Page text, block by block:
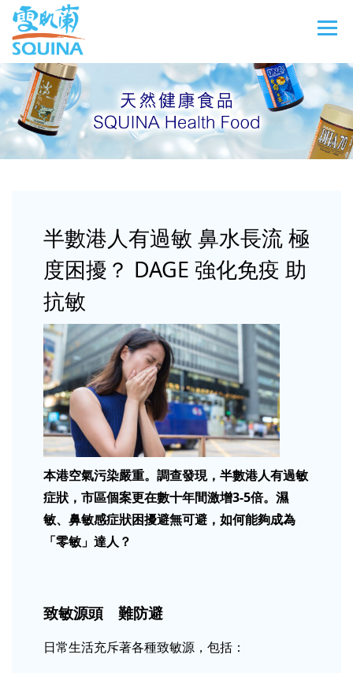
半數港人有過敏 鼻水長流 極
度困擾？ DAGE 強化免疫 助
抗敏
本港空氣污染嚴重。調查發現，半數港人有過敏
症狀，市區個案更在數十年間激增3-5倍。濕
敏、鼻敏感症狀困擾避無可避，如何能夠成為
「零敏」達人？
致敏源頭 難防避
日常生活充斥著各種致敏源，包括：